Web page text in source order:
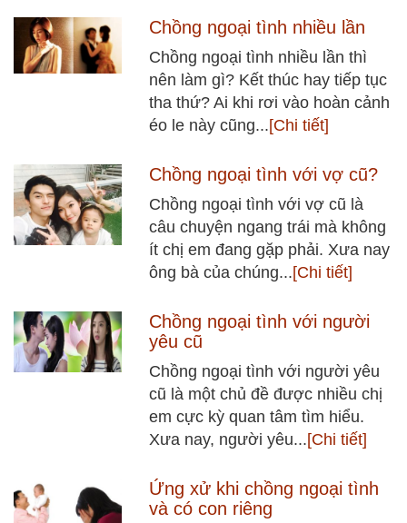
Chồng ngoại tình nhiều lần
Chồng ngoại tình nhiều lần thì
nên làm gì? Kết thúc hay tiếp tục
tha thứ? Ai khi rơi vào hoàn cảnh
éo le này cũng...[Chi tiết]
Chồng ngoại tình với vợ cũ?
Chồng ngoại tình với vợ cũ là
câu chuyện ngang trái mà không
ít chị em đang gặp phải. Xưa nay
ông bà của chúng...[Chi tiết]
Chồng ngoại tình với người
yêu cũ
Chồng ngoại tình với người yêu
cũ là một chủ đề được nhiều chị
em cực kỳ quan tâm tìm hiểu.
Xưa nay, người yêu...[Chi tiết]
Ứng xử khi chồng ngoại tình
và có con riêng